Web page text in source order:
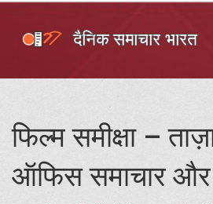
फिल्म समीक्षा –
ऑफिस समाचार और